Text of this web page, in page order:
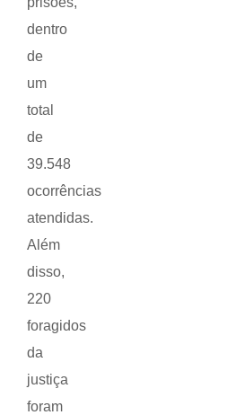
dentro
de
um
total
de
39.548
ocorrências
atendidas.
Além
disso,
220
foragidos
da
justiça
foram